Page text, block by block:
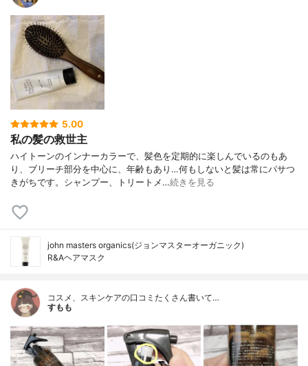
5.00
私の髪の救世主
ハイトーンのインナーカラーで、髪色を定期的に楽しんでいるのもあ
り、ブリーチ部分を中心に、年齢もあり…何もしないと髪は常にパサつ
きがちです。シャンプー、トリートメ…続きを見る
john masters organics(ジョンマスターオーガニック)
R&Aヘアマスク
コスメ、スキンケアの口コミたくさん書いて…
すもも